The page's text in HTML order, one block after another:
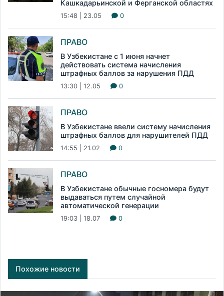
Кашкадарьинской и Ферганской областях
15:48 | 23.05 0
ПРАВО
В Узбекистане с 1 июня начнет
действовать система начисления
штрафных баллов за нарушения ПДД
13:30 | 12.05 0
ПРАВО
В Узбекистане ввели систему начисления
штрафных баллов для нарушителей ПДД
14:55 | 21.02 0
ПРАВО
В Узбекистане обычные госномера будут
выдаваться путем случайной
автоматической генерации
19:03 | 18.07 0
Похожие новости